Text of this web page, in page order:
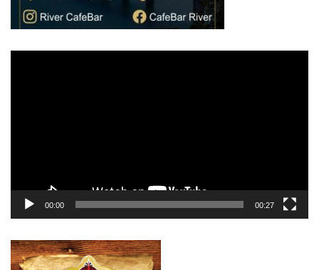
00:00 00:27